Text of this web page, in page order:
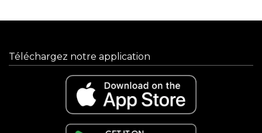
Téléchargez notre application